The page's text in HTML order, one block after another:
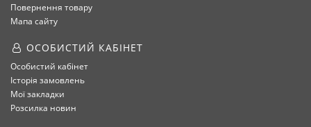
Повернення товару
Мапа сайту
ОСОБИСТИЙ КАБІНЕТ
Особистий кабінет
Історія замовлень
Мої закладки
Розсилка новин